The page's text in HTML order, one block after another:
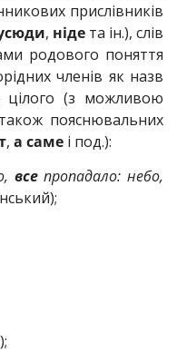
прислівників
, ніде та ін.), слів
родового поняття
членів як назв
цілого (з можливою
пояснювальних
, а саме і под.):
всепропадало: небо,